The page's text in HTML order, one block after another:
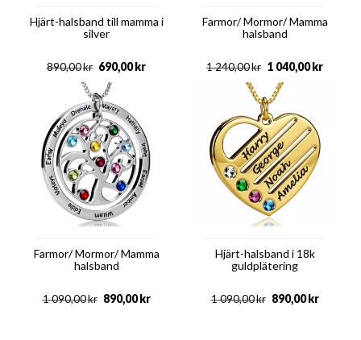
Hjärt-halsband till mamma i
silver
kr
890,00 kr
690,00
Farmor/ Mormor/ Mamma
halsband
kr
1 240,00 kr
1 040,00
Farmor/ Mormor/ Mamma
halsband
kr
1 090,00 kr
890,00
Hjärt-halsband i 18k
guldplätering
kr
1 090,00 kr
890,00